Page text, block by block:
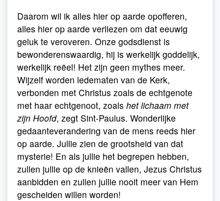
Daarom wil ik alles hier op aarde opofferen,
alles hier op aarde verliezen om dat eeuwig
geluk te veroveren. Onze godsdienst is
bewonderenswaardig, hij is werkelijk goddelijk,
werkelijk reëel! Het zijn geen mythes meer.
Wijzelf worden ledematen van de Kerk,
verbonden met Christus zoals de echtgenote
met haar echtgenoot, zoals het lichaam met
zijn Hoofd, zegt Sint-Paulus. Wonderlijke
gedaanteverandering van de mens reeds hier
op aarde. Jullie zien de grootsheid van dat
mysterie! En als jullie het begrepen hebben,
zullen jullie op de knieën vallen, Jezus Christus
aanbidden en zullen jullie nooit meer van Hem
gescheiden willen worden!